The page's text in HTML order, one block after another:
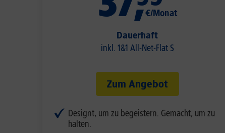
€/Monat
Dauerhaft
inkl. 1&1 All-Net-Flat S
Zum Angebot
Designt, um zu begeistern. Gemacht, um zu
halten.